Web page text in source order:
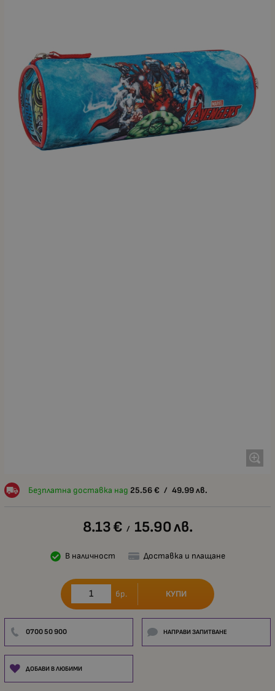
Безплатна доставка над 25.56 € / 49.99 лв.
8.13€ / 15.90лв.
В наличност Доставка и плащане
бр. КУПИ
0700 50 900 НАПРАВИ ЗАПИТВАНЕ
ДОБАВИ В ЛЮБИМИ